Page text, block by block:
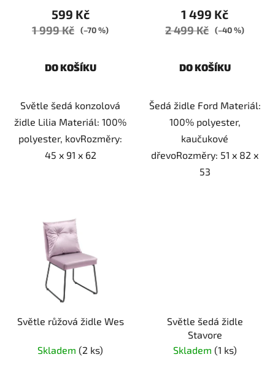
599 Kč
1 999 Kč (–70 %)
DO KOŠÍKU
Světle šedá konzolová
židle Lilia Materiál: 100%
polyester, kovRozměry:
45 x 91 x 62
1 499 Kč
2 499 Kč (–40 %)
DO KOŠÍKU
Šedá židle Ford Materiál:
100% polyester,
kaučukové
dřevoRozměry: 51 x 82 x
53
Světle růžová židle Wes
Skladem (2 ks)
Světle šedá židle
Stavore
Skladem (1 ks)